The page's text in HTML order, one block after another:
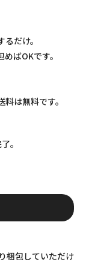
だけ。
ばOKです。
は無料です。
。
梱包していただけ